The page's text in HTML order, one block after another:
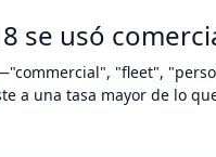
se usó
"fleet",
a una tasa mayor de lo